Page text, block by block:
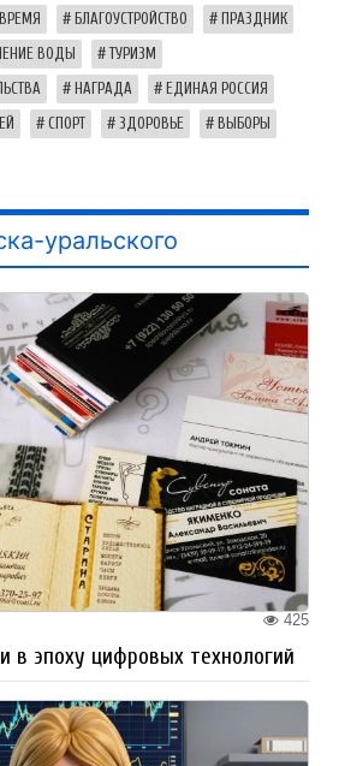
БЛАГОУСТРОЙСТВО ПРАЗДНИК
ВОДЫ ТУРИЗМ
НАГРАДА ЕДИНАЯ РОССИЯ
СПОРТ ЗДОРОВЬЕ ВЫБОРЫ
уральского
425
в эпоху цифровых технологий